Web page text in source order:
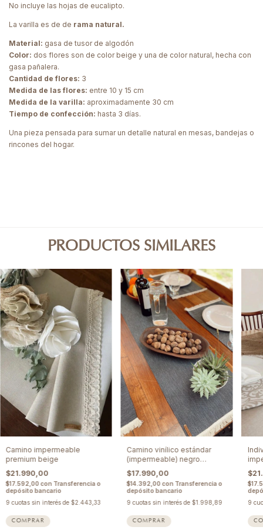
No incluye las hojas de eucalipto.
La varilla es de de rama natural.
Material: gasa de tusor de algodón
Color: dos flores son de color beige y una de color natural, hecha con
gasa pañalera.
Cantidad de flores: 3
Medida de las flores: entre 10 y 15 cm
Medida de la varilla: aproximadamente 30 cm
Tiempo de confección: hasta 3 días.
Una pieza pensada para sumar un detalle natural en mesas, bandejas o
rincones del hogar.
PRODUCTOS SIMILARES
Camino impermeable
premium beige
$21.990,00
$17.592,00 con Transferencia o
depósito bancario
9 cuotas sin interés de $2.443,33
COMPRAR
Camino vinílico estándar
(impermeable) negro
azulado con fleco corto
$17.990,00
$14.392,00 con Transferencia o
depósito bancario
9 cuotas sin interés de $1.998,89
COMPRAR
9